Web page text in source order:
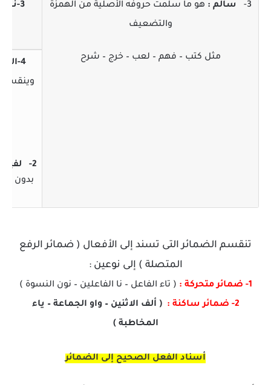
3- سالم : هو ما سلمت حروفه الأصلية من الهمزة
والتضعيف
مثل كتب – فهم – لعب – خرج – شرح
3-ناقص :
4-اللفيف :
وينقسم
2-
بدون
تنقسم الضمائر التى تسند إلى الأفعال ( ضمائر الرفع
المتصلة ) إلى نوعين :
1- ضمائر متحركة :
( تاء الفاعل – نا الفاعلين – نون النسوة )
2- ضمائر ساكنة :
( ألف الاثنين – واو الجماعة – ياء
المخاطبة )
أسناد الفعل الصحيح إلى الضمائر